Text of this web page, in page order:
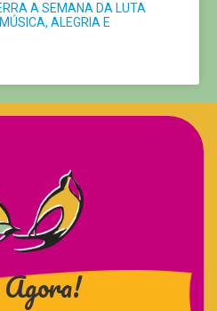
A SEMANA DA LUTA
ALEGRIA E